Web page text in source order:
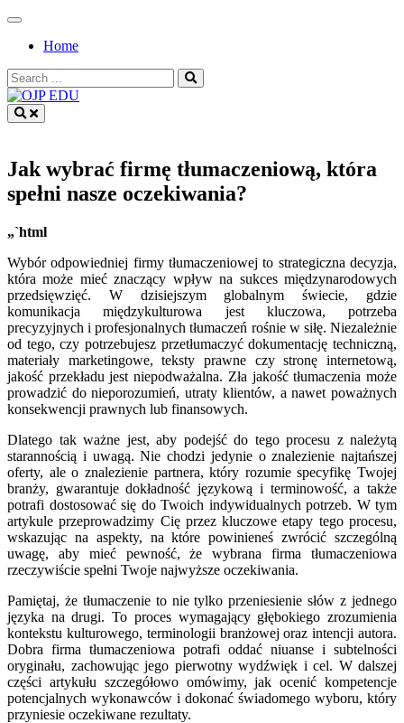
Skip
contentHome
Search
for:
Jak wybrać firmę tłumaczeniową, która
spełni nasze oczekiwania?
„`html
Wybór odpowiedniej firmy tłumaczeniowej to strategiczna decyzja,
która może mieć znaczący wpływ na sukces międzynarodowych
przedsięwzięć. W dzisiejszym globalnym świecie, gdzie
komunikacja międzykulturowa jest kluczowa, potrzeba
precyzyjnych i profesjonalnych tłumaczeń rośnie w siłę. Niezależnie
od tego, czy potrzebujesz przetłumaczyć dokumentację techniczną,
materiały marketingowe, teksty prawne czy stronę internetową,
jakość przekładu jest niepodważalna. Zła jakość tłumaczenia może
prowadzić do nieporozumień, utraty klientów, a nawet poważnych
konsekwencji prawnych lub finansowych.
Dlatego tak ważne jest, aby podejść do tego procesu z należytą
starannością i uwagą. Nie chodzi jedynie o znalezienie najtańszej
oferty, ale o znalezienie partnera, który rozumie specyfikę Twojej
branży, gwarantuje dokładność językową i terminowość, a także
potrafi dostosować się do Twoich indywidualnych potrzeb. W tym
artykule przeprowadzimy Cię przez kluczowe etapy tego procesu,
wskazując na aspekty, na które powinieneś zwrócić szczególną
uwagę, aby mieć pewność, że wybrana firma tłumaczeniowa
rzeczywiście spełni Twoje najwyższe oczekiwania.
Pamiętaj, że tłumaczenie to nie tylko przeniesienie słów z jednego
języka na drugi. To proces wymagający głębokiego zrozumienia
kontekstu kulturowego, terminologii branżowej oraz intencji autora.
Dobra firma tłumaczeniowa potrafi oddać niuanse i subtelności
oryginału, zachowując jego pierwotny wydźwięk i cel. W dalszej
części artykułu szczegółowo omówimy, jak ocenić kompetencje
potencjalnych wykonawców i dokonać świadomego wyboru, który
przyniesie oczekiwane rezultaty.